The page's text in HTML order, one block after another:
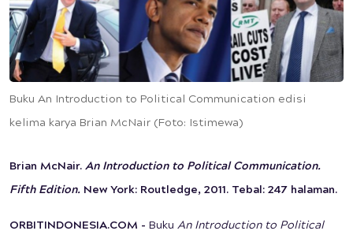
Buku An Introduction to Political Communication edisi
kelima karya Brian McNair (Foto: Istimewa)
Brian McNair. An Introduction to Political Communication.
Fifth Edition. New York: Routledge, 2011. Tebal: 247 halaman.
ORBITINDONESIA.COM - Buku An Introduction to Political